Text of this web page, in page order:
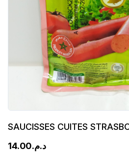
SAUCISSES CUITES
د.م.14.00